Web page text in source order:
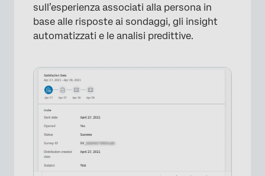
sull’esperienza associati alla persona in
base alle risposte ai sondaggi, gli insight
automatizzati e le analisi predittive.